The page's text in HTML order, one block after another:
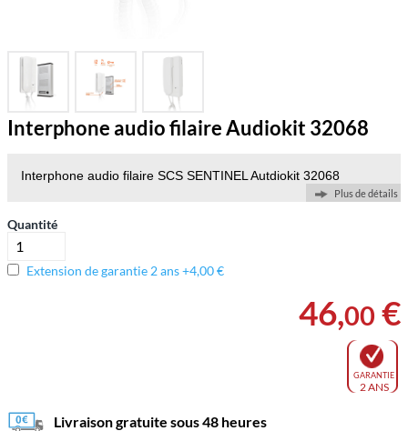
Interphone audio filaire Audiokit 32068
Interphone audio filaire SCS SENTINEL Autdiokit 32068
Plus de détails
Quantité
Extension de garantie 2 ans +4,00 €
46,00 €
GARANTIE
2 ANS
Livraison gratuite sous 48 heures